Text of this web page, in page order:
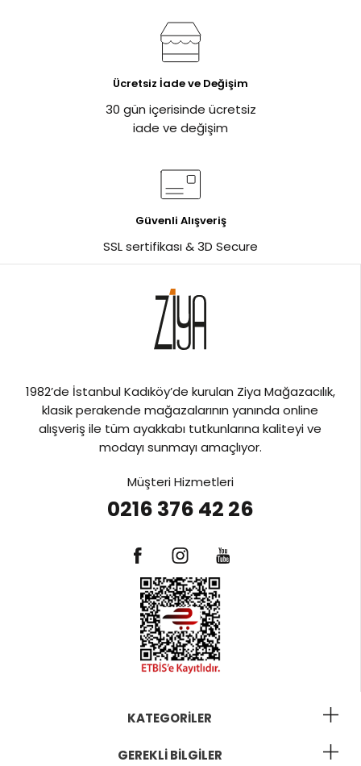
Ücretsiz İade ve Değişim
30 gün içerisinde ücretsiz
iade ve değişim
Güvenli Alışveriş
SSL sertifikası & 3D Secure
1982’de İstanbul Kadıköy’de kurulan Ziya Mağazacılık,
klasik perakende mağazalarının yanında online
alışveriş ile tüm ayakkabı tutkunlarına kaliteyi ve
modayı sunmayı amaçlıyor.
Müşteri Hizmetleri
0216 376 42 26
KATEGORILER
GEREKLI BILGILER